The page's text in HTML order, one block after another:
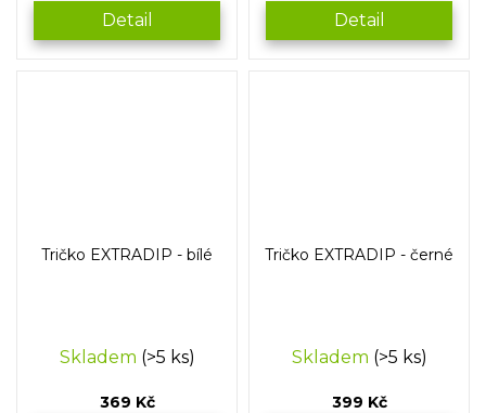
Detail Detail
Tričko EXTRADIP - bílé
Skladem (>5 ks)
369 Kč
Tričko EXTRADIP - černé
Skladem (>5 ks)
399 Kč